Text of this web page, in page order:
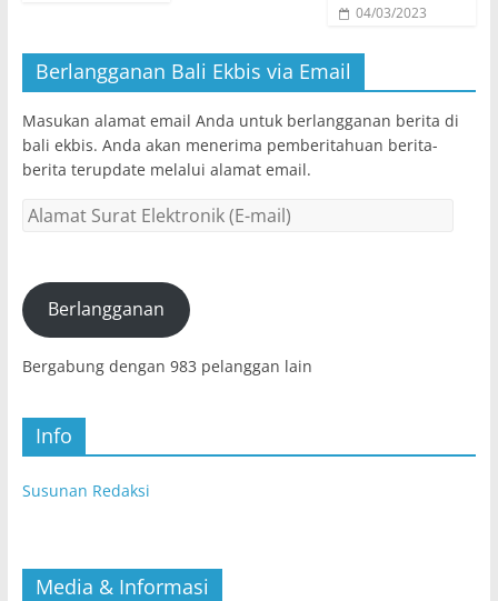
04/03/2023
Berlangganan Bali Ekbis via Email
Masukan alamat email Anda untuk berlangganan berita di
bali ekbis. Anda akan menerima pemberitahuan berita-
berita terupdate melalui alamat email.
Alamat
(E-
mail)Berlangganan
Bergabung dengan 983 pelanggan lain
Info
Susunan Redaksi
Media & Informasi